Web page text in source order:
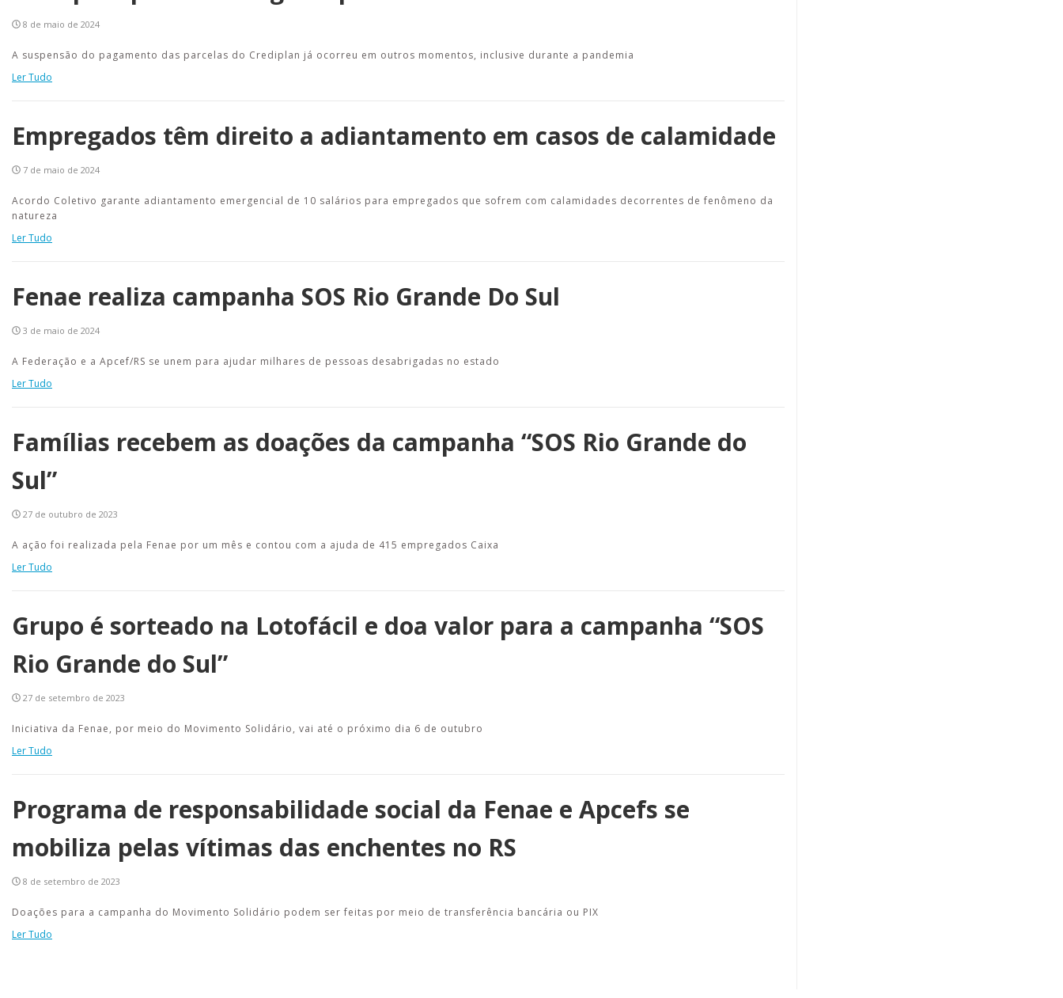
8 de maio de 2024
A suspensão do pagamento das parcelas do Crediplan já ocorreu em outros momentos, inclusive durante a pandemia
Ler Tudo
Empregados têm direito a adiantamento em casos de calamidade
7 de maio de 2024
Acordo Coletivo garante adiantamento emergencial de 10 salários para empregados que sofrem com calamidades decorrentes de fenômeno da
natureza
Ler Tudo
Fenae realiza campanha SOS Rio Grande Do Sul
3 de maio de 2024
A Federação e a Apcef/RS se unem para ajudar milhares de pessoas desabrigadas no estado
Ler Tudo
Famílias recebem as doações da campanha “SOS Rio Grande do
Sul”
27 de outubro de 2023
A ação foi realizada pela Fenae por um mês e contou com a ajuda de 415 empregados Caixa
Ler Tudo
Grupo é sorteado na Lotofácil e doa valor para a campanha “SOS
Rio Grande do Sul”
27 de setembro de 2023
Iniciativa da Fenae, por meio do Movimento Solidário, vai até o próximo dia 6 de outubro
Ler Tudo
Programa de responsabilidade social da Fenae e Apcefs se
mobiliza pelas vítimas das enchentes no RS
8 de setembro de 2023
Doações para a campanha do Movimento Solidário podem ser feitas por meio de transferência bancária ou PIX
Ler Tudo